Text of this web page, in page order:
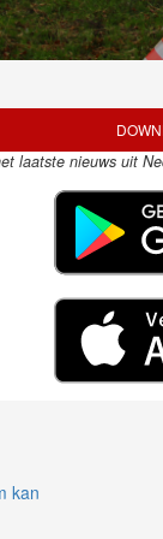
laatste nieuws uit
kan